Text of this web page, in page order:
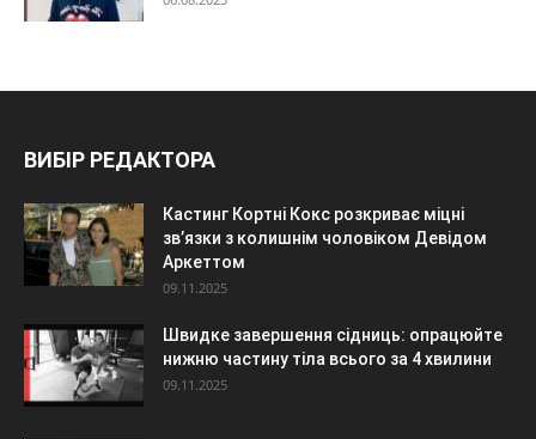
ВИБІР РЕДАКТОРА
Кастинг Кортні Кокс розкриває міцні
зв’язки з колишнім чоловіком Девідом
Аркеттом
09.11.2025
Швидке завершення сідниць: опрацюйте
нижню частину тіла всього за 4 хвилини
09.11.2025